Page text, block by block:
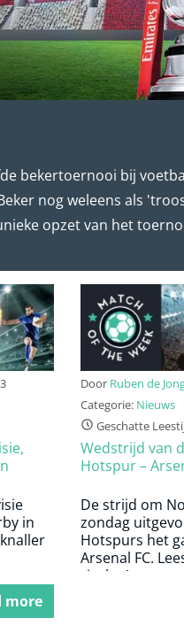
bekertoernooi bij
nog weleens als
opzet van het
in
more
Door Ruben de
Categorie: Nieuws
Geschatte
Wedstrijd van
Hotspur –
De strijd om
zondag
Hotspurs het
Arsenal FC.
rivalen!